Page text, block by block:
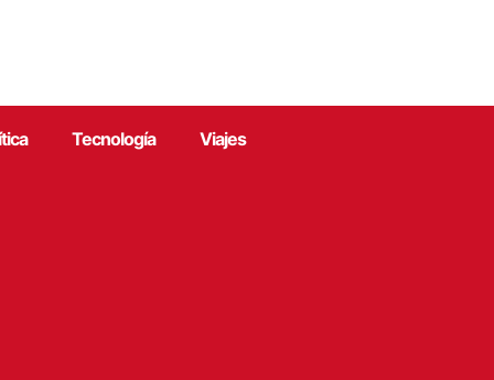
Tecnología Viajes